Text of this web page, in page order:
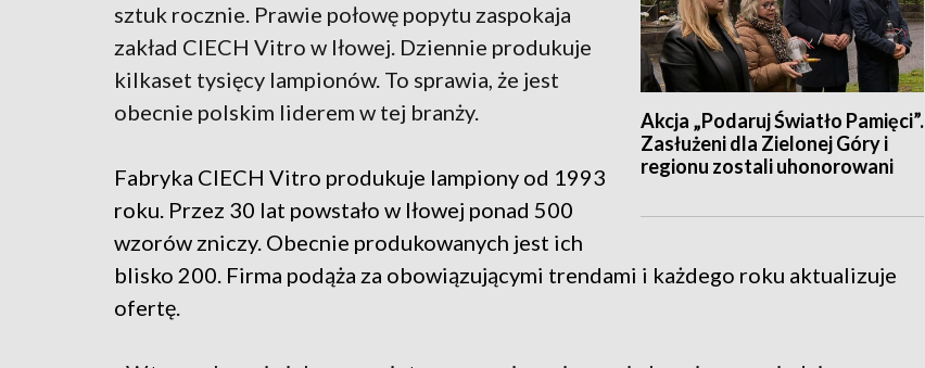
Akcja „Podaruj Światło Pamięci”.
Zasłużeni dla Zielonej Góry i
regionu zostali uhonorowani
sztuk rocznie. Prawie połowę popytu zaspokaja
zakład CIECH Vitro w Iłowej. Dziennie produkuje
kilkaset tysięcy lampionów. To sprawia, że jest
obecnie polskim liderem w tej branży.
Fabryka CIECH Vitro produkuje lampiony od 1993
roku. Przez 30 lat powstało w Iłowej ponad 500
wzorów zniczy. Obecnie produkowanych jest ich
blisko 200. Firma podąża za obowiązującymi trendami i każdego roku aktualizuje
ofertę.